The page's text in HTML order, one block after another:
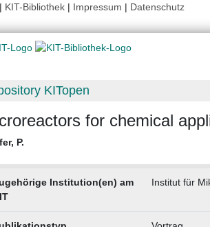
| KIT-Bibliothek | Impressum | Datenschutz
KITopen
for chemical
P.
Institution(en) am
Institut für